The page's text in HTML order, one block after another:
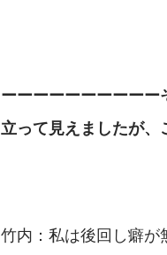
ーーーーーーーーー
立って見えましたが、
竹内：私は後回し癖